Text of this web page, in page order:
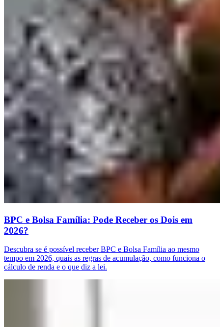
BPC e Bolsa Família: Pode Receber os Dois em
2026?
Descubra se é possível receber BPC e Bolsa Família ao mesmo
tempo em 2026, quais as regras de acumulação, como funciona o
cálculo de renda e o que diz a lei.